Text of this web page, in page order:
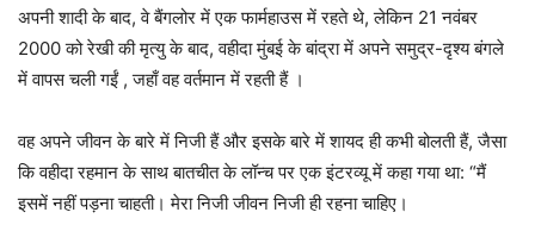
अपनी शादी के बाद, वे बैंगलोर में एक फार्महाउस में रहते थे, लेकिन 21 नवंबर
2000 को रेखी की मृत्यु के बाद, वहीदा मुंबई के बांद्रा में अपने समुद्र-दृश्य बंगले
में वापस चली गईं , जहाँ वह वर्तमान में रहती हैं ।
वह अपने जीवन के बारे में निजी हैं और इसके बारे में शायद ही कभी बोलती हैं, जैसा
कि वहीदा रहमान के साथ बातचीत के लॉन्च पर एक इंटरव्यू में कहा गया था: “मैं
इसमें नहीं पड़ना चाहती। मेरा निजी जीवन निजी ही रहना चाहिए।